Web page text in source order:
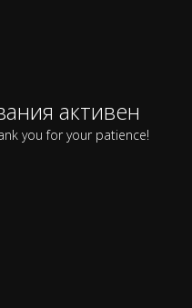
активен
you for your patience!